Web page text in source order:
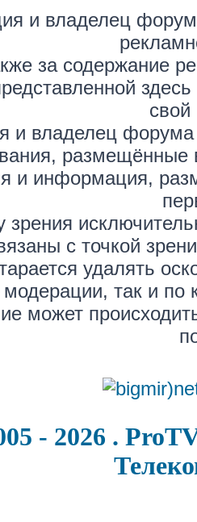
и владелец
за содержание
свой
и владелец форума
размещённые
и информация,
зрения
с точкой
удалять
так и по
может
- 2026 .